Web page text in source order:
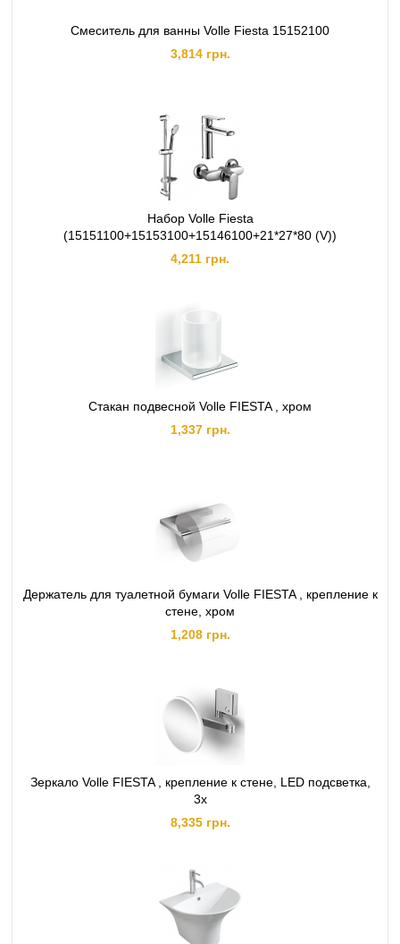
Смеситель для ванны Volle Fiesta 15152100
3,814 грн.
Набор Volle Fiesta
(15151100+15153100+15146100+21*27*80 (V))
4,211 грн.
Стакан подвесной Volle FIESTA , хром
1,337 грн.
Держатель для туалетной бумаги Volle FIESTA , крепление к
стене, хром
1,208 грн.
Зеркало Volle FIESTA , крепление к стене, LED подсветка,
3х
8,335 грн.